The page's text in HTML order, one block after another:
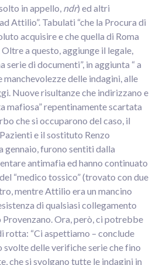
in appello, ndr) ed altri
Attilio”. Tabulati “che la Procura di
acquisire e che quella di Roma
a questo, aggiunge il legale,
serie di documenti”, in aggiunta “ a
delle indagini, alle
Nuove risultanze che indirizzano e
mafiosa” repentinamente scartata
che si occuparono del caso, il
e il sostituto Renzo
gennaio, furono sentiti dalla
antimafia ed hanno continuato
“medico tossico” (trovato con due
mentre Attilio era un mancino
di qualsiasi collegamento
Ora, però, ci potrebbe
rotta: “Ci aspettiamo – conclude
svolte delle verifiche serie che fino
che si svolgano tutte le indagini in